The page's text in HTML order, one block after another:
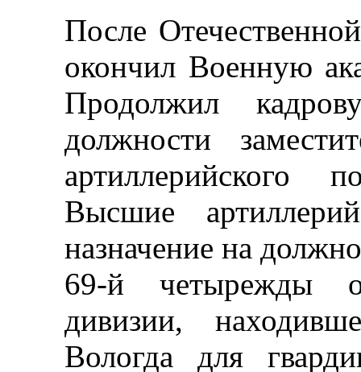
После
окончил Военную
Продолжил
должности
артиллерийского
Высшие
назначение на
69-й четырежды
дивизии,
Вологда для